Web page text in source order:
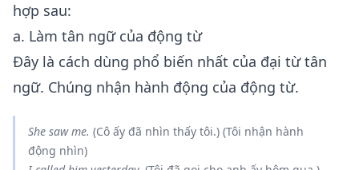
hợp sau:
a. Làm tân ngữ của động từ
Đây là cách dùng phổ biến nhất của đại từ tân
ngữ. Chúng nhận hành động của động từ.
She sawme. (Cô ấy đã nhìn thấy tôi.) (Tôi nhận hành
động nhìn)